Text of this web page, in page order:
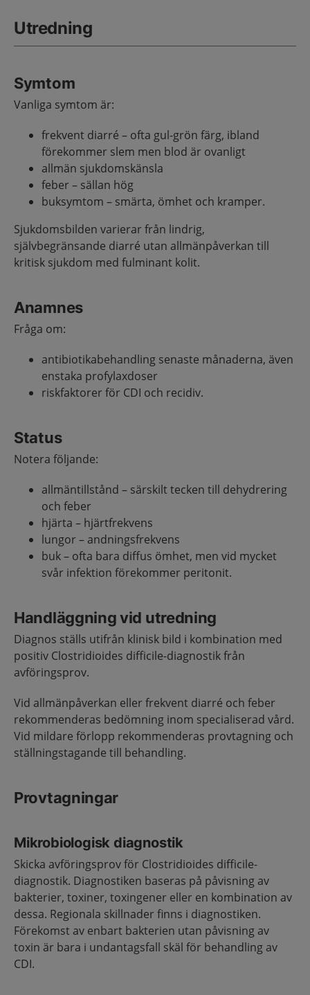
Utredning
Symtom
Vanliga symtom är:
frekvent diarré – ofta gul-grön färg, ibland
förekommer slem men blod är ovanligt
allmän sjukdomskänsla
feber – sällan hög
buksymtom – smärta, ömhet och kramper.
Sjukdomsbilden varierar från lindrig,
självbegränsande diarré utan allmänpåverkan till
kritisk sjukdom med fulminant kolit.
Anamnes
Fråga om:
antibiotikabehandling senaste månaderna, även
enstaka profylaxdoser
riskfaktorer för CDI och recidiv.
Status
Notera följande:
allmäntillstånd – särskilt tecken till dehydrering
och feber
hjärta – hjärtfrekvens
lungor – andningsfrekvens
buk – ofta bara diffus ömhet, men vid mycket
svår infektion förekommer peritonit.
Handläggning vid utredning
Diagnos ställs utifrån klinisk bild i kombination med
positiv Clostridioides difficile-diagnostik från
avföringsprov.
Vid allmänpåverkan eller frekvent diarré och feber
rekommenderas bedömning inom specialiserad vård.
Vid mildare förlopp rekommenderas provtagning och
ställningstagande till behandling.
Provtagningar
Mikrobiologisk diagnostik
Skicka avföringsprov för Clostridioides difficile-
diagnostik. Diagnostiken baseras på påvisning av
bakterier, toxiner, toxingener eller en kombination av
dessa. Regionala skillnader finns i diagnostiken.
Förekomst av enbart bakterien utan påvisning av
toxin är bara i undantagsfall skäl för behandling av
CDI.